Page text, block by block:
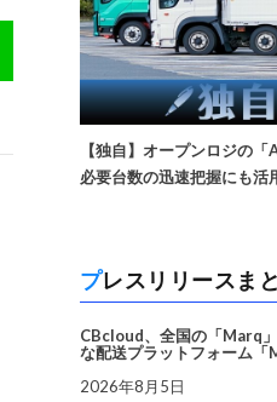
【独自】オープンロジの
必要台数の迅速把握にも活
プレスリリースま
CBcloud、全国の「Marq
な配送プラットフォーム「
2026年8月5日